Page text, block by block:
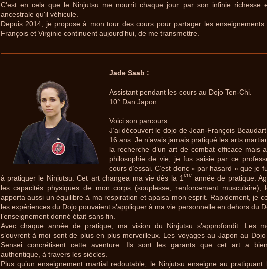
C'est en cela que le Ninjutsu me nourrit chaque jour par son infinie richesse
ancestrale qu'il véhicule.
Depuis 2014, je propose à mon tour des cours pour partager les enseignements
François et Virginie continuent aujourd'hui, de me transmettre.
Jade Saab :
Assistant pendant les cours au Dojo Ten-Chi.
10° Dan Japon.
Voici son parcours :
J’ai découvert le dojo de Jean-François
16 ans. Je n’avais jamais pratiqué les arts
la recherche d’un art de combat efficace mais
philosophie de vie, je fus saisie par ce
cours d’essai. C’est donc « par hasard » que je
à pratiquer le Ninjutsu. Cet art changea ma vie dès la 1ère année de pratique.
les capacités physiques de mon corps (souplesse, renforcement musculaire),
apporta aussi un équilibre à ma respiration et apaisa mon esprit. Rapidement, je
les expériences du Dojo pouvaient s’appliquer à ma vie personnelle en dehors du
l’enseignement donné était sans fin.
Avec chaque année de pratique, ma vision du Ninjutsu s’approfondit. Les
s’ouvrent à moi sont de plus en plus merveilleux. Les voyages au Japon au Dojo
Sensei concrétisent cette aventure. Ils sont les garants que cet art a bien
authentique, à travers les siècles.
Plus qu’un enseignement martial redoutable, le Ninjutsu enseigne au